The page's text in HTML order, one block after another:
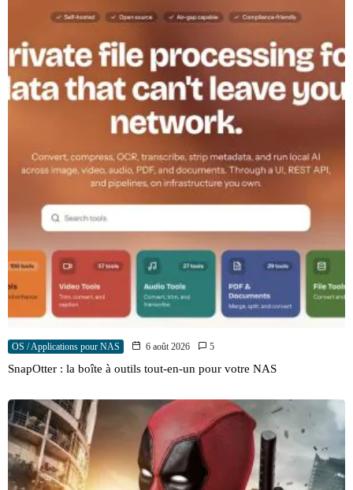
OS / Applications pour NAS 6 août 2026 5
SnapOtter : la boîte à outils tout-en-un pour votre NAS